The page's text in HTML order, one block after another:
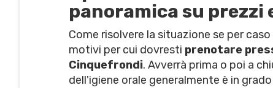
panoramica su
Come risolvere la situazione se per
motivi per cui dovresti prenotare
Cinquefrondi. Avverrà prima o poi a
dell'igiene orale generalmente è in